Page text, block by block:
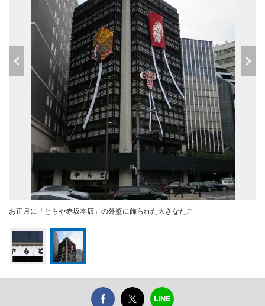
お正月に「とらや赤坂本店」の外壁に飾られた大きなたこ